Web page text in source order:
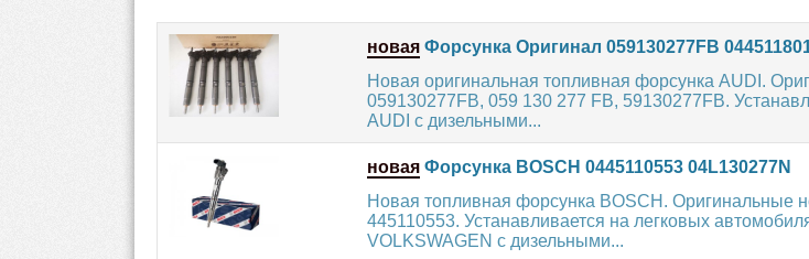
новая Форсунка Оригинал 059130277FB
Новая оригинальная топливная форсунка AUDI.
059130277FB, 059 130 277 FB, 59130277FB.
AUDI с дизельными...
новая Форсунка BOSCH 0445110553 04L130277N
Новая топливная форсунка BOSCH. Оригинальные
445110553. Устанавливается на легковых
VOLKSWAGEN с дизельными...